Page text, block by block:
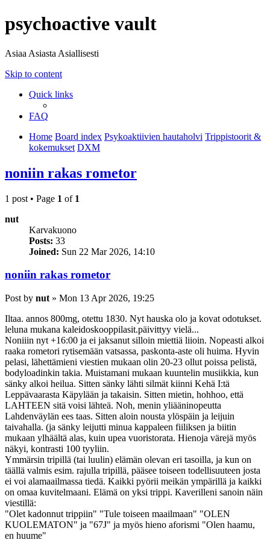
psychoactive vault
Asiaa Asiasta Asiallisesti
Skip to content
Quick links
FAQ
Home Board index Psykoaktiivien hautaholvi Trippistoorit &
kokemukset DXM
noniin rakas rometor
1 post • Page 1 of 1
nut
Karvakuono
Posts: 33
Joined: Sun 22 Mar 2026, 14:10
noniin rakas rometor
Post by nut » Mon 13 Apr 2026, 19:25
Iltaa. annos 800mg, otettu 1830. Nyt hauska olo ja kovat odotukset.
leluna mukana kaleidoskooppilasit.päivittyy vielä...
Noniiin nyt +16:00 ja ei jaksanut silloin miettiä liioin. Nopeasti alkoi
raaka rometori rytisemään vatsassa, paskonta-aste oli huima. Hyvin
pelasi, lähettämieni viestien mukaan olin 20-23 ollut poissa pelistä,
bodyloadinkin takia. Muistamani mukaan kuuntelin musiikkia, kun
sänky alkoi heilua. Sitten sänky lähti silmät kiinni Kehä I:tä
Leppävaarasta Käpylään ja takaisin. Sitten mietin, hohhoo, että
LAHTEEN sitä voisi lähteä. Noh, menin yliääninopeutta
Lahdenväylän ees taas. Sitten aloin nousta ylöspäin ja leijuin
taivahalla. (ja sänky leijutti minua kappaleen fiiliksen ja biitin
mukaan ylhäältä alas, kuin upea vuoristorata. Hienoja värejä myös
näkyi, kontrasti 100 tyyliin.
Ymmärsin tripillä (tai luulin) elämän olevan eri tasoilla, ja kun on
täällä valmis esim. rajulla tripillä, pääsee toiseen todellisuuteen josta
ei voi alamaailmassa tiedä. Kaikki pyörii meikän ympärillä ja kaikki
on omaa kuvitelmaani. Elämä on yksi trippi. Kaverilleni sanoin näin
viestillä:
"Olet kadonnut trippiin" "Tule toiseen maailmaan" "OLEN
KUOLEMATON" ja "67J" ja myös hieno aforismi "Olen haamu,
en huume"